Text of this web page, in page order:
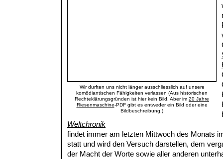
Wir durften uns nicht länger ausschliesslich auf unsere
komödiantischen Fähigkeiten verlassen (Aus historischen
Rechteklärungsgründen ist hier kein Bild. Aber im 20 Jahre
Riesenmaschine-PDF gibt es entweder ein Bild oder eine
Bildbeschreibung.)
Weltchronik
findet immer am letzten Mittwoch des Monats
statt und wird den Versuch darstellen, dem
der Macht der Worte sowie aller anderen